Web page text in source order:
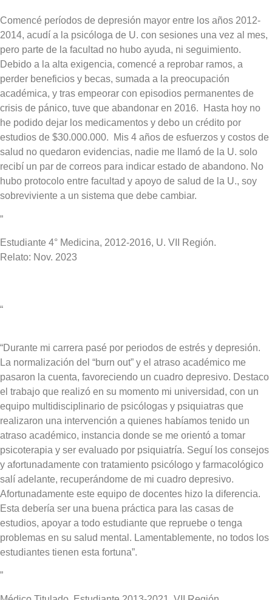
Comencé períodos de depresión mayor entre los años 2012-
2014, acudí a la psicóloga de U. con sesiones una vez al mes,
pero parte de la facultad no hubo ayuda, ni seguimiento.
Debido a la alta exigencia, comencé a reprobar ramos, a
perder beneficios y becas, sumada a la preocupación
académica, y tras empeorar con episodios permanentes de
crisis de pánico, tuve que abandonar en 2016. Hasta hoy no
he podido dejar los medicamentos y debo un crédito por
estudios de $30.000.000. Mis 4 años de esfuerzos y costos de
salud no quedaron evidencias, nadie me llamó de la U. solo
recibí un par de correos para indicar estado de abandono. No
hubo protocolo entre facultad y apoyo de salud de la U., soy
sobreviviente a un sistema que debe cambiar.
”
Estudiante 4° Medicina, 2012-2016, U. VII Región.
Relato: Nov. 2023
“
“Durante mi carrera pasé por periodos de estrés y depresión.
La normalización del “burn out” y el atraso académico me
pasaron la cuenta, favoreciendo un cuadro depresivo. Destaco
el trabajo que realizó en su momento mi universidad, con un
equipo multidisciplinario de psicólogas y psiquiatras que
realizaron una intervención a quienes habíamos tenido un
atraso académico, instancia donde se me orientó a tomar
psicoterapia y ser evaluado por psiquiatría. Seguí los consejos
y afortunadamente con tratamiento psicólogo y farmacológico
salí adelante, recuperándome de mi cuadro depresivo.
Afortunadamente este equipo de docentes hizo la diferencia.
Esta debería ser una buena práctica para las casas de
estudios, apoyar a todo estudiante que repruebe o tenga
problemas en su salud mental. Lamentablemente, no todos los
estudiantes tienen esta fortuna”.
”